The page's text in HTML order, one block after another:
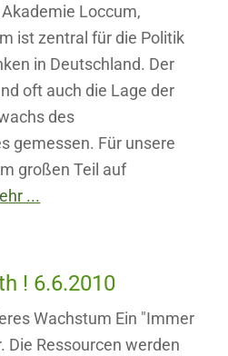
Loccum,
ist zentral für die Politik
in Deutschland. Der
oft auch die Lage der
des
gemessen. Für unsere
großen Teil auf
...
! 6.6.2010
Wachstum Ein "Immer
Die Ressourcen werden